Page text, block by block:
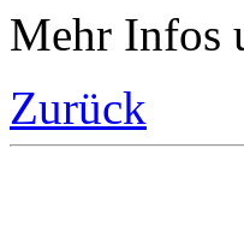
Mehr Infos
Zurück